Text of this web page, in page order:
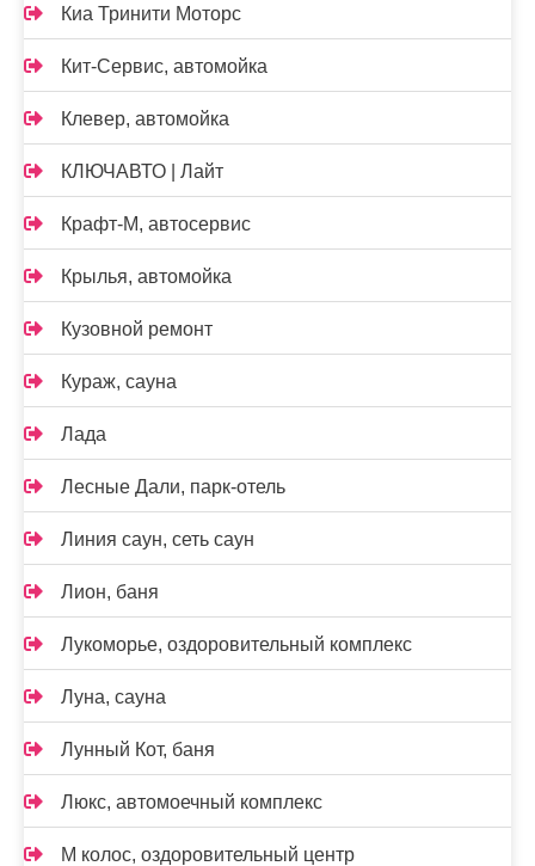
Киа Тринити Моторс
Кит-Сервис, автомойка
Клевер, автомойка
КЛЮЧАВТО | Лайт
Крафт-М, автосервис
Крылья, автомойка
Кузовной ремонт
Кураж, сауна
Лада
Лесные Дали, парк-отель
Линия саун, сеть саун
Лион, баня
Лукоморье, оздоровительный комплекс
Луна, сауна
Лунный Кот, баня
Люкс, автомоечный комплекс
М колос, оздоровительный центр